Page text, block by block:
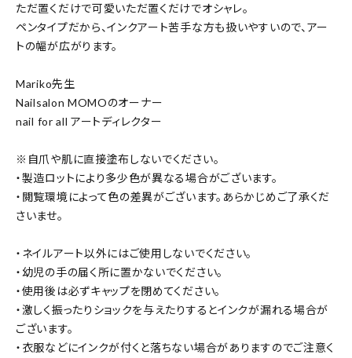
ただ置くだけで可愛いただ置くだけでオシャレ。
ペンタイプだから、インクアート苦手な方も扱いやすいので、アー
トの幅が広がります。
Mariko先生
Nailsalon MOMOのオーナー
nail for all アートディレクター
※自爪や肌に直接塗布しないでください。
・製造ロットにより多少色が異なる場合がございます。
・閲覧環境によって色の差異がございます。あらかじめご了承くだ
さいませ。
・ネイルアート以外にはご使用しないでください。
・幼児の手の届く所に置かないでください。
・使用後は必ずキャップを閉めてください。
・激しく振ったりショックを与えたりするとインクが漏れる場合が
ございます。
・衣服などにインクが付くと落ちない場合がありますのでご注意く